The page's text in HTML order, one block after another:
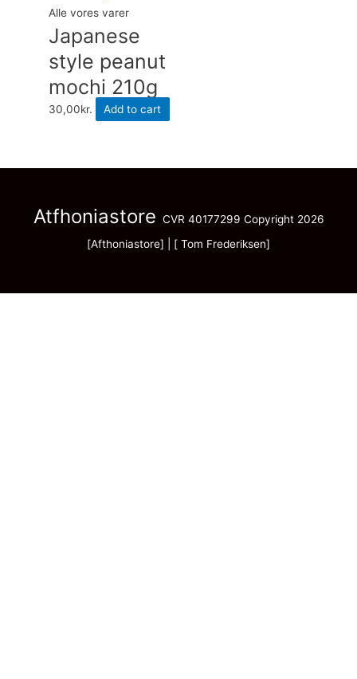
Alle vores varer
Japanese
style peanut
mochi 210g
30,00kr. Add to cart
Atfhoniastore CVR 40177299 Copyright 2026
[Afthoniastore] | [ Tom Frederiksen]